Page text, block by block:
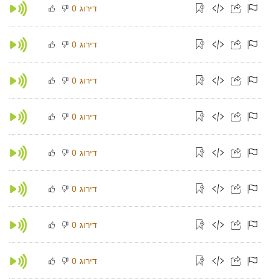
0 דירוג
0 דירוג
0 דירוג
0 דירוג
0 דירוג
0 דירוג
0 דירוג
0 דירוג